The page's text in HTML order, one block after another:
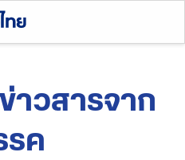
าวสารจาก
รค